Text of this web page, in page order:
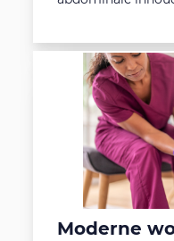
Moderne